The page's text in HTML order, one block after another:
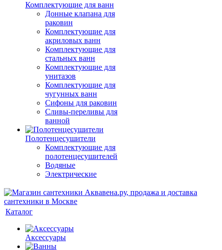
Комплектующие для ванн
Донные клапана для
раковин
Комплектующие для
акриловых ванн
Комплектующие для
стальных ванн
Комплектующие для
унитазов
Комплектующие для
чугунных ванн
Сифоны для раковин
Сливы-переливы для
ванной
Полотенцесушители
Комплектующие для
полотенцесушителей
Водяные
Электрические
Каталог
Аксессуары